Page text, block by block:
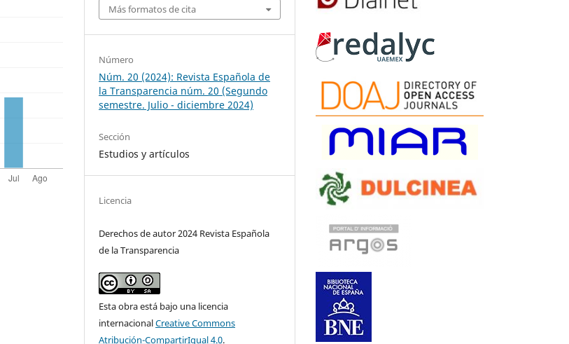
Más formatos de cita
Número
Núm. 20 (2024): Revista Española de
la Transparencia núm. 20 (Segundo
semestre. Julio - diciembre 2024)
Sección
Estudios y artículos
Licencia
Derechos de autor 2024 Revista Española
de la Transparencia
Esta obra está bajo una licencia
internacionalCreative Commons
Atribución-CompartirIgual 4.0.